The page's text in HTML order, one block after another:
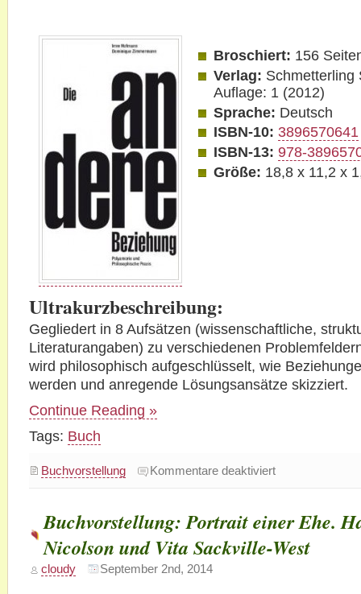
Broschiert: 156
Verlag: Schmetterling
Auflage: 1 (2012)
Sprache: Deutsch
ISBN-10: 3896570641
ISBN-13: 978-
Größe: 18,8 x 11,2 x
Ultrakurzbeschreibung:
Gegliedert in 8 Aufsätzen (wissenschaftliche,
Literaturangaben) zu verschiedenen
wird philosophisch aufgeschlüsselt, wie
werden und anregende Lösungsansätze skizziert.
Continue Reading »
Tags: Buch
Buchvorstellung Kommentare deaktiviertfür
Buchvorstellung:
Buchvorstellung: Portrait einer Ehe.
Nicolson und Vita Sackville-West
cloudy September 2nd, 2014